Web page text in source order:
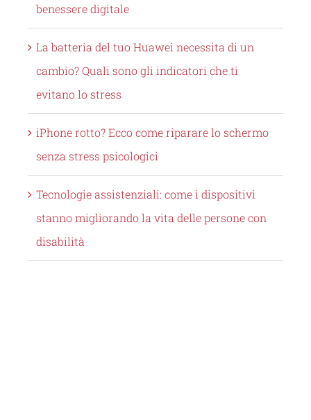
benessere digitale
La batteria del tuo Huawei necessita di un
cambio? Quali sono gli indicatori che ti
evitano lo stress
iPhone rotto? Ecco come riparare lo schermo
senza stress psicologici
Tecnologie assistenziali: come i dispositivi
stanno migliorando la vita delle persone con
disabilità